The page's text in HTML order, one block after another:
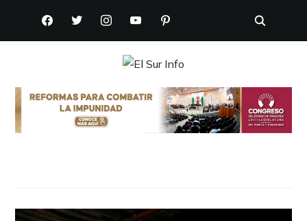
FACEBOOKTWITTERINSTAGRAMYOUTUBEPINTEREST